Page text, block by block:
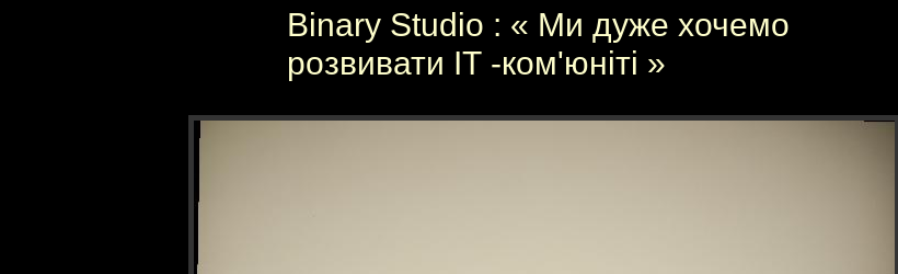
Binary Studio : « Ми дуже хочемо
розвивати ІТ -ком'юніті »